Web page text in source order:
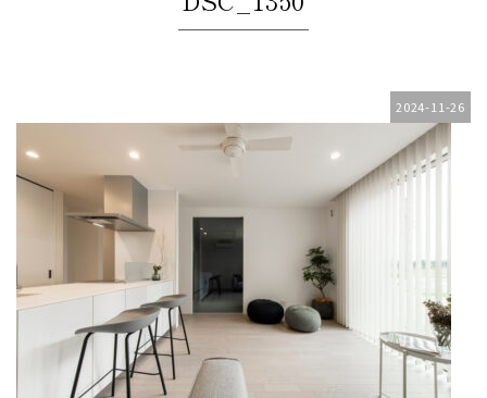
2024-11-26